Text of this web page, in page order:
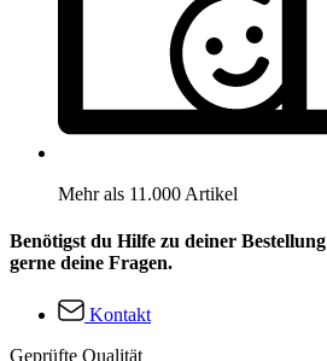
Mehr als 11.000 Artikel
Benötigst du Hilfe zu deiner
gerne deine Fragen.
Kontakt
Geprüfte Qualität